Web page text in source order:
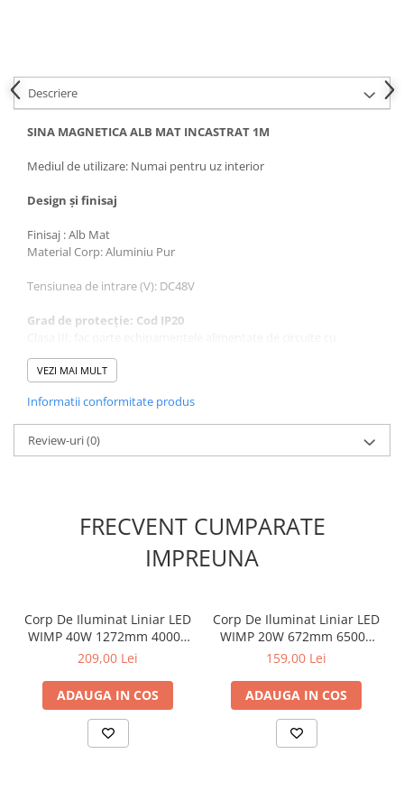
Profil Banda LED
Accesorii profile led
Profil led aplicat
Profil LED colt
Profil Led Rigips
Profil LED SHADOW
Proiectoare LED
Sursa Banda Led
Sursa Alimentare 24V
Lumini LED cu fibra optica
Sursa fibra optica
Descriere
SINA MAGNETICA ALB MAT INCASTRAT 1M
Mediul de utilizare: Numai pentru uz interior
Design și finisaj
Finisaj : Alb Mat
Material Corp: Aluminiu Pur
Tensiunea de intrare (V): DC48V
Grad de protecție: Cod IP20
tensiune foarte mică ( 48V, 50V, 25V, 12V)
VEZI MAI MULT
Informatii conformitate produs
Review-uri(0)
FRECVENT CUMPARATE
IMPREUNA
Corp De Iluminat Liniar LED
WIMP 40W 1272mm 4000K
5800Lm 120° IP66 ΙΚ10 Ra80
209,00 Lei
ADAUGA IN COS
Corp De Iluminat Liniar LED
WIMP 20W 672mm 6500K
2900Lm 120° IP66 ΙΚ10 Ra80
159,00 Lei
ADAUGA IN COS